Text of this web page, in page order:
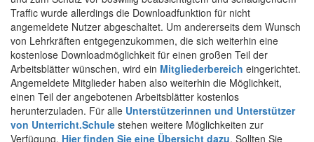
Traffic wurde allerdings die Downloadfunktion für nicht
angemeldete Nutzer abgeschaltet. Um andererseits dem Wunsch
von Lehrkräften entgegenzukommen, die sich weiterhin eine
kostenlose Downloadmöglichkeit für einen großen Teil der
Arbeitsblätter wünschen, wird ein Mitgliederbereich eingerichtet.
Angemeldete Mitglieder haben also weiterhin die Möglichkeit,
einen Teil der angebotenen Arbeitsblätter kostenlos
herunterzuladen. Für alle Unterstützerinnen und Unterstützer
von Unterricht.Schule stehen weitere Möglichkeiten zur
Verfügung. Hier finden Sie eine Übersicht dazu. Sollten Sie